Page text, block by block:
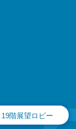
19階展望ロビー